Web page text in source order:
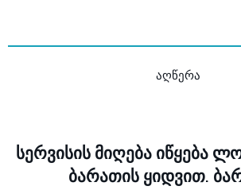
აღწერა
სერვისის მიღება იწყება
ბარათის ყიდვით.